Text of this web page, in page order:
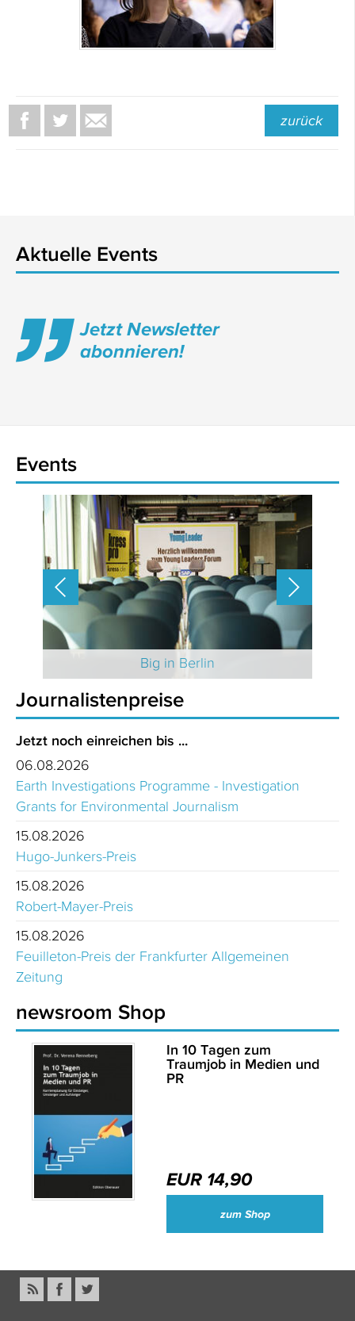
zurück
Aktuelle Events
Jetzt Newsletter
abonnieren!
Events
Big in Berlin
Journalistenpreise
Jetzt noch einreichen bis ...
06.08.2026
Earth Investigations Programme - Investigation
Grants for Environmental Journalism
15.08.2026
Hugo-Junkers-Preis
15.08.2026
Robert-Mayer-Preis
15.08.2026
Feuilleton-Preis der Frankfurter Allgemeinen
Zeitung
newsroom Shop
In 10 Tagen zum
Traumjob in Medien und
PR
EUR 14,90
zum Shop